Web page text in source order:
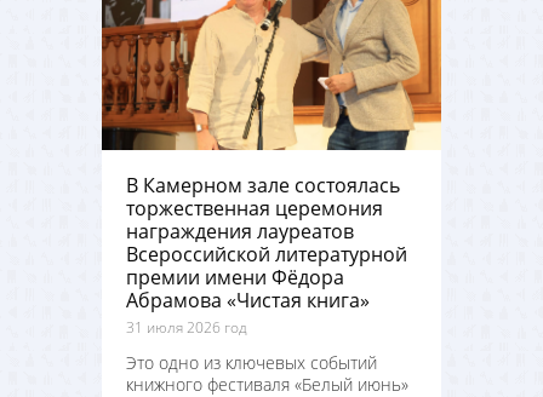
В Камерном зале состоялась
торжественная церемония
награждения лауреатов
Всероссийской литературной
премии имени Фёдора
Абрамова «Чистая книга»
31 июля 2026 год
Это одно из ключевых событий
книжного фестиваля «Белый июнь»